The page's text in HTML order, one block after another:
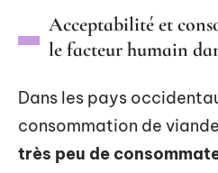
Acceptabilité et
le facteur humain
Dans les pays
consommation de
très peu de